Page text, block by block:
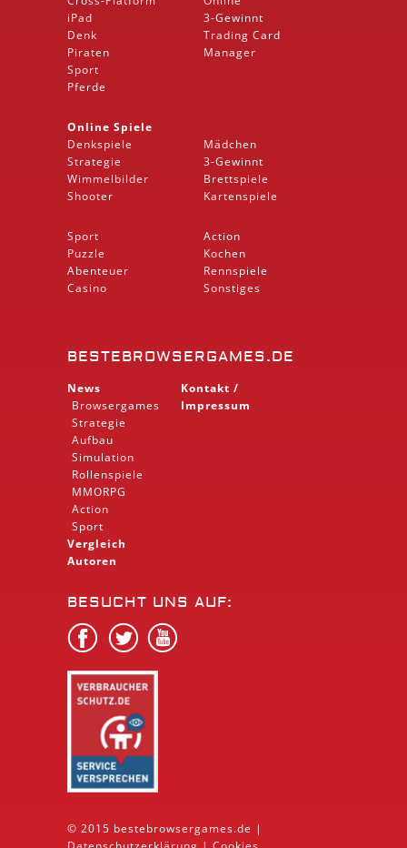
iPad
Denk
Piraten
Sport
Pferde
3-Gewinnt
Trading Card
Manager
Online Spiele
Denkspiele
Strategie
Wimmelbilder
Shooter
Mädchen
3-Gewinnt
Brettspiele
Kartenspiele
Sport
Puzzle
Abenteuer
Casino
Action
Kochen
Rennspiele
Sonstiges
BESTEBROWSERGAMES.DE
News
Browsergames
Strategie
Aufbau
Simulation
Rollenspiele
MMORPG
Action
Sport
Vergleich
Autoren
Kontakt /
Impressum
BESUCHT UNS AUF:
© 2015 bestebrowsergames.de |